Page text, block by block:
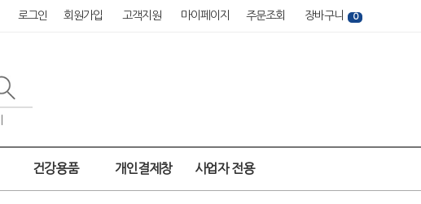
로그인 회원가입 고객지원 마이페이지 주문조회 장바구니 0
건강용품 개인결제창 사업자 전용